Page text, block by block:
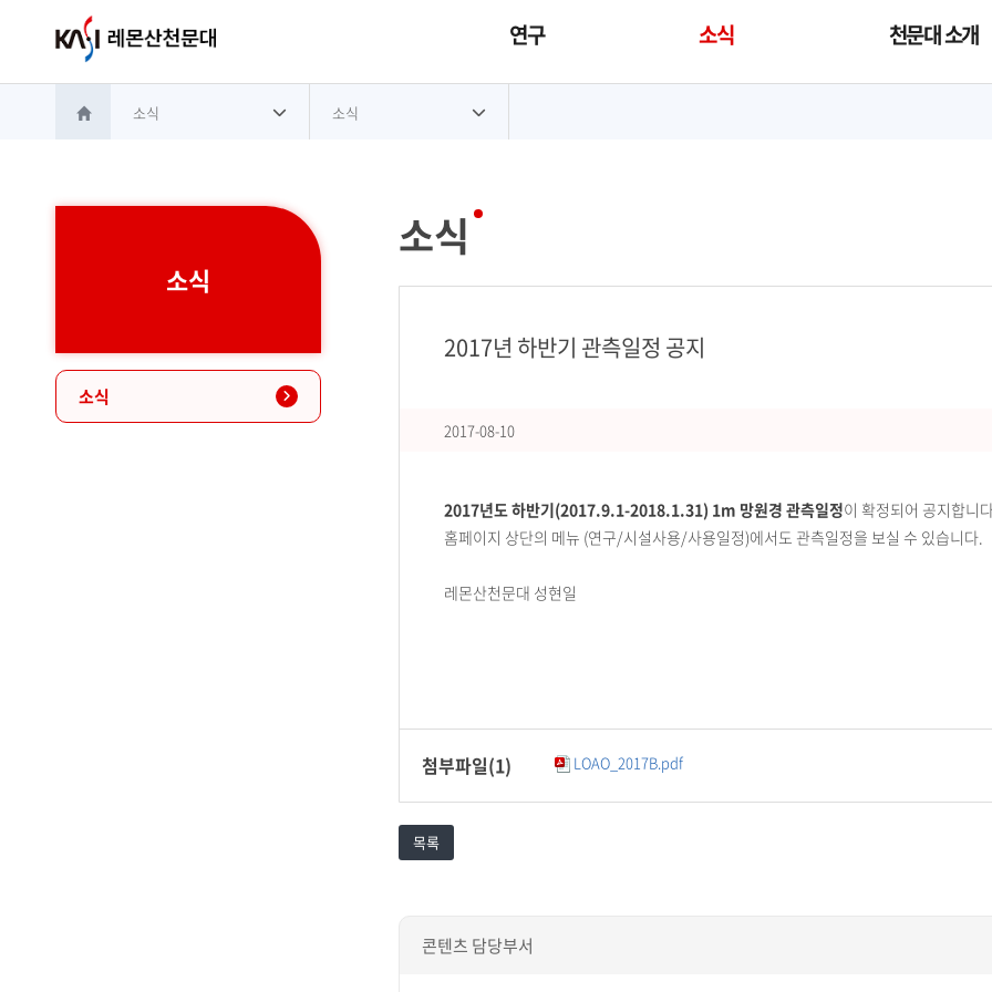
연구 소식 천문대 소개
홈으로 이동
소식 소식
소식
소식
소식
2017년 하반기 관측일정 공지
2017-08-10
2017년도 하반기(2017.9.1-2018.1.31) 1m 망원경 관측일정이 확정되어 공지합니
홈페이지 상단의 메뉴 (연구/시설사용/사용일정)에서도 관측일정을 보실 수 있습니다.
레몬산천문대 성현일
첨부파일(1) LOAO_2017B.pdf
목록
콘텐츠 담당부서